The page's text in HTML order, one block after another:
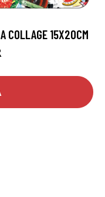
COLLAGE 15X20CM